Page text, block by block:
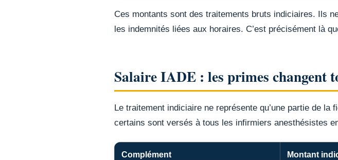
Ces montants sont des traitements bruts indiciaires. Ils
les indemnités liées aux horaires. C’est précisément là
Salaire IADE : les primes changent
Le traitement indiciaire ne représente qu’une partie de
certains sont versés à tous les infirmiers anesthésistes
Complément Montant